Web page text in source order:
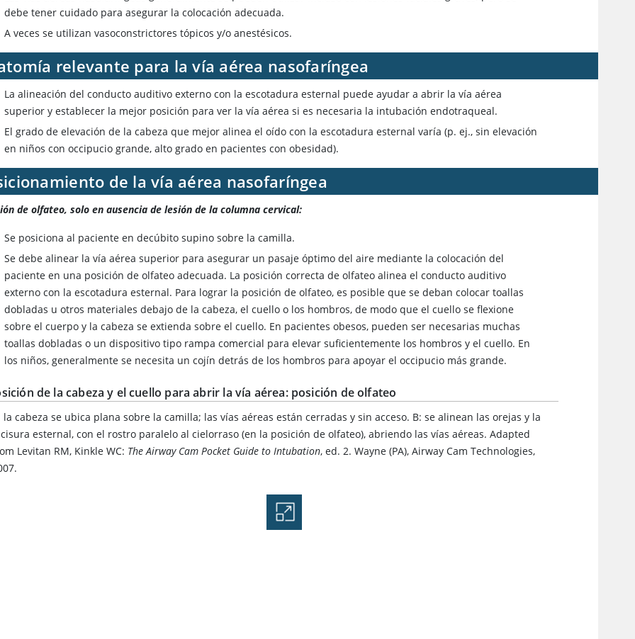
debe tener cuidado para asegurar la colocación adecuada.
A veces se utilizan vasoconstrictores tópicos y/o anestésicos.
relevante para la vía aérea nasofaríngea
La alineación del conducto auditivo externo con la escotadura esternal puede ayudar a abrir la vía aérea
superior y establecer la mejor posición para ver la vía aérea si es necesaria la intubación endotraqueal.
El grado de elevación de la cabeza que mejor alinea el oído con la escotadura esternal varía (p. ej., sin elevación
en niños con occipucio grande, alto grado en pacientes con obesidad).
de la vía aérea nasofaríngea
de olfateo, solo en ausencia de lesión de la columna cervical:
Se posiciona al paciente en decúbito supino sobre la camilla.
Se debe alinear la vía aérea superior para asegurar un pasaje óptimo del aire mediante la colocación del
paciente en una posición de olfateo adecuada. La posición correcta de olfateo alinea el conducto auditivo
externo con la escotadura esternal. Para lograr la posición de olfateo, es posible que se deban colocar toallas
dobladas u otros materiales debajo de la cabeza, el cuello o los hombros, de modo que el cuello se flexione
sobre el cuerpo y la cabeza se extienda sobre el cuello. En pacientes obesos, pueden ser necesarias muchas
toallas dobladas o un dispositivo tipo rampa comercial para elevar suficientemente los hombros y el cuello. En
los niños, generalmente se necesita un cojín detrás de los hombros para apoyar el occipucio más grande.
de la cabeza y el cuello para abrir la vía aérea: posición de olfateo
la cabeza se ubica plana sobre la camilla; las vías aéreas están cerradas y sin acceso. B: se alinean las orejas y la
esternal, con el rostro paralelo al cielorraso (en la posición de olfateo), abriendo las vías aéreas. Adapted
Levitan RM, Kinkle WC: The Airway Cam Pocket Guide to Intubation, ed. 2. Wayne (PA), Airway Cam Technologies,